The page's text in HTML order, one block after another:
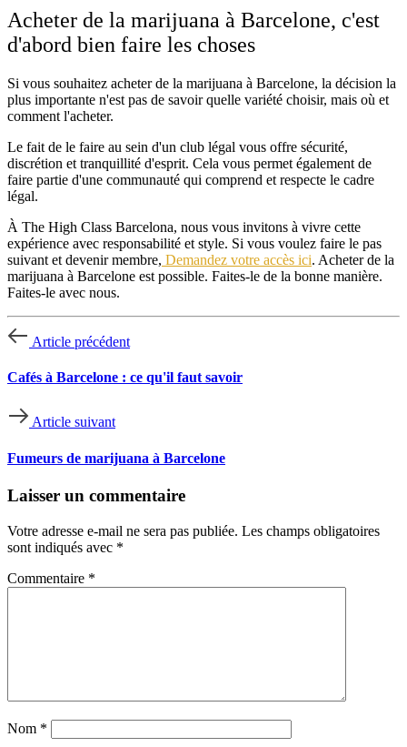
Acheter de la marijuana à Barcelone, c'est
d'abord bien faire les choses
Si vous souhaitez acheter de la marijuana à Barcelone, la décision la
plus importante n'est pas de savoir quelle variété choisir, mais où et
comment l'acheter.
Le fait de le faire au sein d'un club légal vous offre sécurité,
discrétion et tranquillité d'esprit. Cela vous permet également de
faire partie d'une communauté qui comprend et respecte le cadre
légal.
À The High Class Barcelona, nous vous invitons à vivre cette
expérience avec responsabilité et style. Si vous voulez faire le pas
suivant et devenir membre, Demandez votre accès ici. Acheter de la
marijuana à Barcelone est possible. Faites-le de la bonne manière.
Faites-le avec nous.
Article précédent
Cafés à Barcelone : ce qu'il faut savoir
Article suivant
Fumeurs de marijuana à Barcelone
Laisser un commentaire
Votre adresse e-mail ne sera pas publiée. Les champs obligatoires
sont indiqués avec *
Commentaire *
Nom *